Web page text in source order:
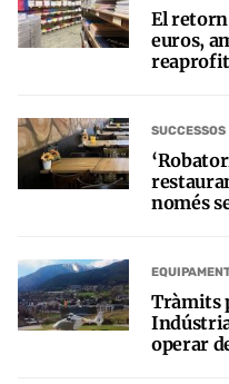
El retorn
euros,
SUCCESSOS
només
Tràmits
operar